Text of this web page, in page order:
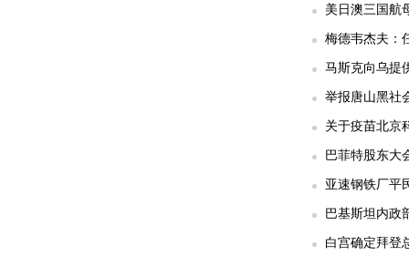
美日澳三国航
梅德韦杰夫：
马斯克向乌提
举报唐山黑社
关于疫苗北京
巴菲特股东大
亚速钢铁厂平
巴基斯坦内政
白宫确定拜登